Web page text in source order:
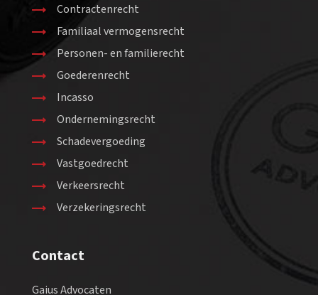
Contractenrecht
Familiaal vermogensrecht
Personen- en familierecht
Goederenrecht
Incasso
Ondernemingsrecht
Schadevergoeding
Vastgoedrecht
Verkeersrecht
Verzekeringsrecht
Contact
Gaius Advocaten